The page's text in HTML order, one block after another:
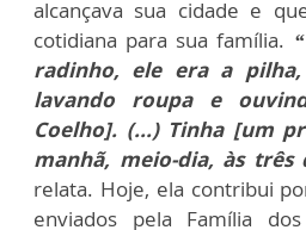
alcançava sua cidade e
cotidiana para sua família.
radinho, ele era a
lavando roupa e
Coelho]. (...) Tinha [um
manhã, meio-dia, às três
relata. Hoje, ela contribui
enviados pela Família